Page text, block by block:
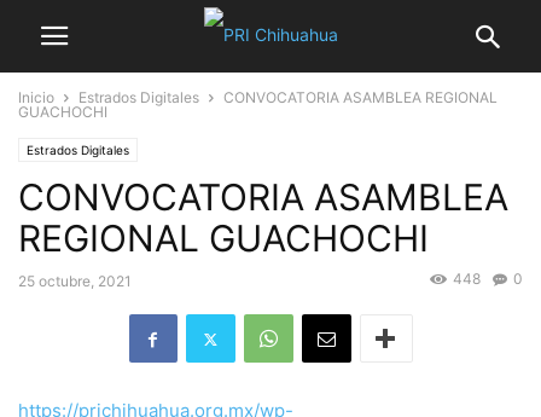
Inicio Estrados Digitales
CONVOCATORIA ASAMBLEA REGIONAL
GUACHOCHI
Estrados Digitales
CONVOCATORIA ASAMBLEA
REGIONAL GUACHOCHI
25 octubre, 2021 0
448
https://prichihuahua.org.mx/wp-